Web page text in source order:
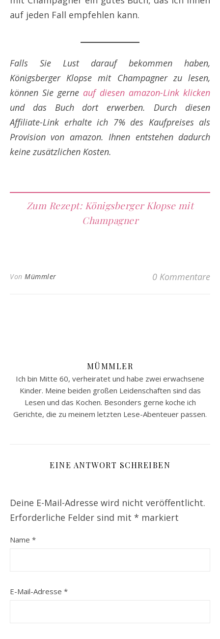
auf jeden Fall empfehlen kann.
Falls Sie Lust darauf bekommen haben,
Königsberger Klopse mit Champagner zu lesen,
können Sie gerne auf diesen amazon-Link klicken
und das Buch dort erwerben. Durch diesen
Affiliate-Link erhalte ich 7% des Kaufpreises als
Provision von amazon. Ihnen entstehen dadurch
keine zusätzlichen Kosten.
Zum Rezept: Königsberger Klopse mit
Champagner
Von Mümmler 0 Kommentare
MÜMMLER
Ich bin Mitte 60, verheiratet und habe zwei erwachsene
Kinder. Meine beiden großen Leidenschaften sind das
Lesen und das Kochen. Besonders gerne koche ich
Gerichte, die zu meinem letzten Lese-Abenteuer passen.
EINE ANTWORT SCHREIBEN
Deine E-Mail-Adresse wird nicht veröffentlicht.
Erforderliche Felder sind mit * markiert
Name *
E-Mail-Adresse *